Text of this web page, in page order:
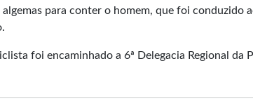
para conter o homem, que foi conduzido
foi encaminhado a 6ª Delegacia Regional da